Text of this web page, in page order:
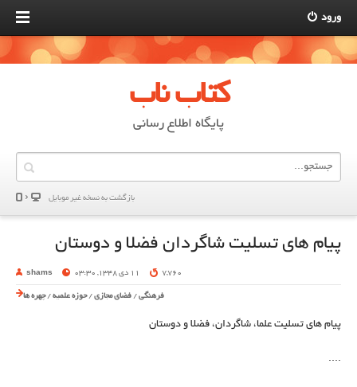
ورود
کتاب ناب
پایگاه اطلاع رسانی
بازگشت به نسخه غير موبایل
پیام های تسلیت شاگردان فضلا و دوستان
shams 11 دی 1348, 03:30 7,760
فرهنگی / فضای مجازی /حوزه علمیه /چهره ها
پیام های تسلیت علما، شاگردان، فضلا و دوستان
....